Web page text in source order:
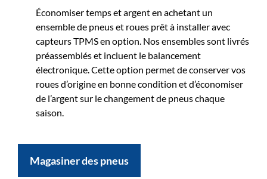
Économiser temps et argent en achetant un
ensemble de pneus et roues prêt à installer avec
capteurs TPMS en option. Nos ensembles sont livrés
préassemblés et incluent le balancement
électronique. Cette option permet de conserver vos
roues d’origine en bonne condition et d’économiser
de l’argent sur le changement de pneus chaque
saison.
Magasiner des pneus